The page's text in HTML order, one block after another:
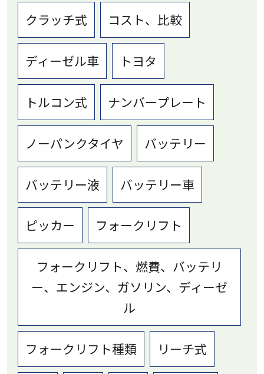
クラッチ式 コスト、比較
ディーゼル車 トヨタ
トルコン式 ナンバープレート
ノーパンクタイヤ バッテリー
バッテリー液 バッテリー車
ピッカー フォークリフト
フォークリフト、燃費、バッテリ
ー、エンジン、ガソリン、ディーゼ
ル
フォークリフト種類 リーチ式